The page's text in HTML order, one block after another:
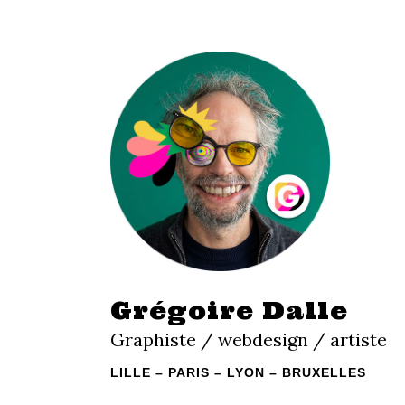
Grégoire Dalle
Graphiste / webdesign / artiste
LILLE – PARIS – LYON – BRUXELLES